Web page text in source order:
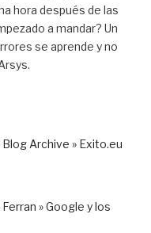
hora después de las
a mandar? Un
se aprende y no
Archive » Exito.eu
» Google y los